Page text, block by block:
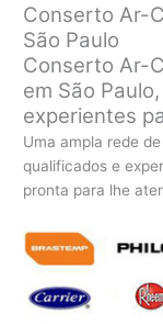
Conserto Ar-
São Paulo
Conserto Ar-
em São
experientes
Uma ampla rede
qualificados e
pronta para lhe